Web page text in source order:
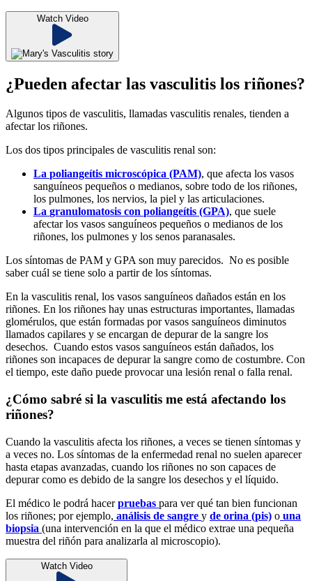
Watch Video
¿Pueden afectar las vasculitis los riñones?
Algunos tipos de vasculitis, llamadas vasculitis renales, tienden a
afectar los riñones.
Los dos tipos principales de vasculitis renal son:
La poliangeítis microscópica (PAM), que afecta los vasos
sanguíneos pequeños o medianos, sobre todo de los riñones,
los pulmones, los nervios, la piel y las articulaciones.
La granulomatosis con poliangeítis (GPA), que suele
afectar los vasos sanguíneos pequeños o medianos de los
riñones, los pulmones y los senos paranasales.
Los síntomas de PAM y GPA son muy parecidos. No es posible
saber cuál se tiene solo a partir de los síntomas.
En la vasculitis renal, los vasos sanguíneos dañados están en los
riñones. En los riñones hay unas estructuras importantes, llamadas
glomérulos, que están formadas por vasos sanguíneos diminutos
llamados capilares y se encargan de depurar de la sangre los
desechos. Cuando estos vasos sanguíneos están dañados, los
riñones son incapaces de depurar la sangre como de costumbre. Con
el tiempo, este daño puede provocar una lesión renal o falla renal.
¿Cómo sabré si la vasculitis me está afectando los
riñones?
Cuando la vasculitis afecta los riñones, a veces se tienen síntomas y
a veces no. Los síntomas de la enfermedad renal no suelen aparecer
hasta etapas avanzadas, cuando los riñones no son capaces de
depurar como es debido de la sangre los desechos y el líquido.
El médico le podrá hacerpruebas para ver qué tan bien funcionan
los riñones; por ejemplo, análisis de sangre y de orina (pis) o una
biopsia (una intervención en la que el médico extrae una pequeña
muestra del riñón para analizarla al microscopio).
Watch Video